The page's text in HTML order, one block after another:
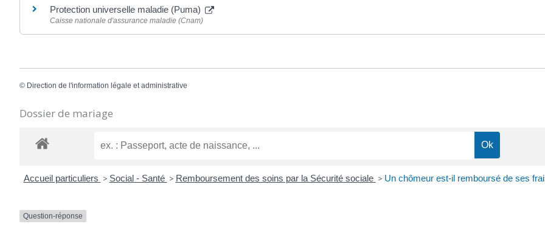
Protection universelle maladie (Puma)
Caisse nationale d'assurance maladie (Cnam)
© Direction de l'information légale et administrative
Dossier de mariage
Accueil particuliers > Social - Santé > Remboursement des soins par la Sécurité sociale > Un chômeur est-il remboursé de ses
Question-réponse